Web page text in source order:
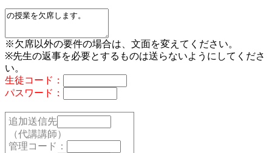
※欠席以外の要件の場合は、文面を変えてください。
※先生の返事を必要とするものは送らないようにしてくださ
い。
生徒コード：
パスワード：
追加送信先
（代講講師）
管理コード：